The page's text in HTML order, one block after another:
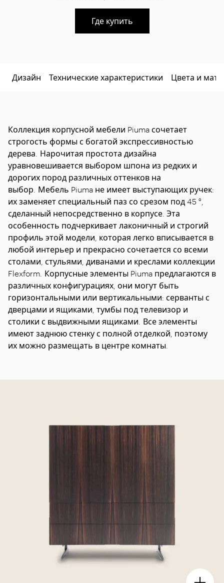
Где купить
Дизайн Технические характеристики Цвета и
Коллекция корпусной мебели Piuma сочетает
строгость формы с богатой экспрессивностью
дерева. Нарочитая простота дизайна
уравновешивается выбором шпона из редких и
дорогих пород различных оттенков на
выбор. Мебель Piuma не имеет выступающих ручек:
их заменяет специальный паз со срезом под 45 ⁰,
сделанный непосредственно в корпусе. Эта
особенность подчеркивает лаконичный и строгий
профиль этой модели, которая легко вписывается в
любой интерьер и прекрасно сочетается со всеми
столами, стульями, диванами и креслами коллекции
Flexform. Корпусные элементы Piuma предлагаются в
различных конфигурациях, они могут быть
горизонтальными или вертикальными: серванты с
дверцами и ящиками, тумбы под телевизор и
столики с выдвижными ящиками. Все элементы
имеют заднюю стенку с полной отделкой, поэтому
их можно размещать в центре комнаты.